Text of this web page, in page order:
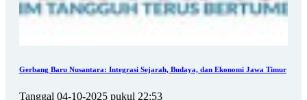
Gerbang Baru Nusantara: Integrasi Sejarah, Budaya, dan Ekonomi Jawa Timur
Tanggal 04-10-2025 pukul 22:53